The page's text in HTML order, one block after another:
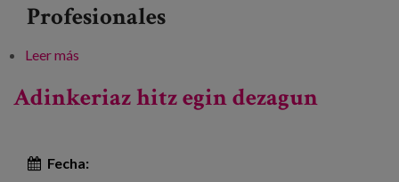
Profesionales
Leer más
Adinkeriaz hitz egin dezagun
Fecha: